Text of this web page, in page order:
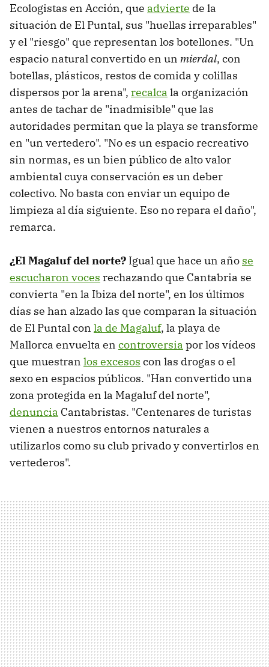
Ecologistas en Acción, que advierte de la
situación de El Puntal, sus "huellas irreparables"
y el "riesgo" que representan los botellones. "Un
espacio natural convertido en un mierdal, con
botellas, plásticos, restos de comida y colillas
dispersos por la arena", recalca la organización
antes de tachar de "inadmisible" que las
autoridades permitan que la playa se transforme
en "un vertedero". "No es un espacio recreativo
sin normas, es un bien público de alto valor
ambiental cuya conservación es un deber
colectivo. No basta con enviar un equipo de
limpieza al día siguiente. Eso no repara el daño",
remarca.
¿El Magaluf del norte? Igual que hace un año se
escucharon voces rechazando que Cantabria se
convierta "en la Ibiza del norte", en los últimos
días se han alzado las que comparan la situación
de El Puntal con la de Magaluf, la playa de
Mallorca envuelta en controversia por los vídeos
que muestran los excesos con las drogas o el
sexo en espacios públicos. "Han convertido una
zona protegida en la Magaluf del norte",
denuncia Cantabristas. "Centenares de turistas
vienen a nuestros entornos naturales a
utilizarlos como su club privado y convertirlos en
vertederos".